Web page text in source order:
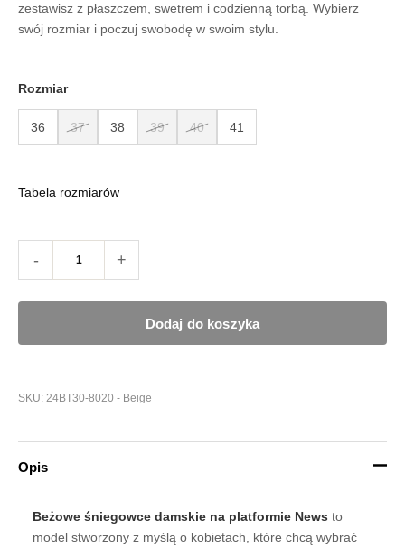
zestawisz z płaszczem, swetrem i codzienną torbą. Wybierz
swój rozmiar i poczuj swobodę w swoim stylu.
Rozmiar
36 37 38 39 40 41
Tabela rozmiarów
- +
Dodaj do koszyka
SKU: 24BT30-8020 - Beige
Opis
Beżowe śniegowce damskie na platformie News to
model stworzony z myślą o kobietach, które chcą wybrać